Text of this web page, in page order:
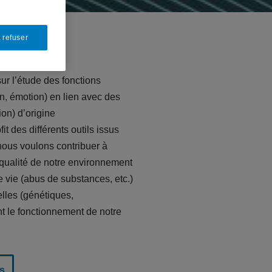
l’étude des fonctions
émotion) en lien avec des
d’origine
des différents outils issus
voulons contribuer à
de notre environnement
vie (abus de substances, etc.)
(génétiques,
le fonctionnement de notre
refuser